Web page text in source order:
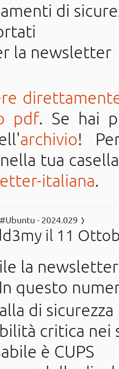
di
la newsletter
pdf. Se hai
archivio!
tua
italiana.
- 2024.029
il 11
la
questo
di
critica nei
è CUPS